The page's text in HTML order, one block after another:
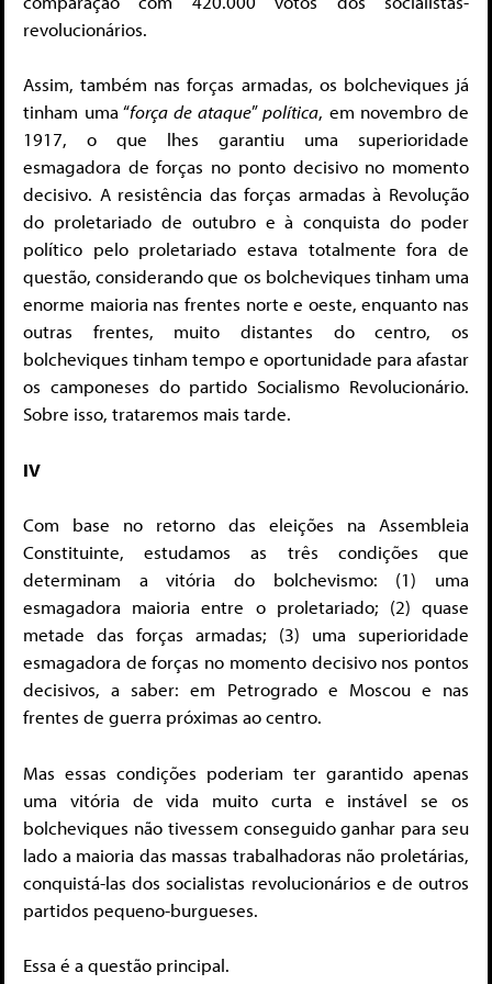
revolucionários.
Assim, também nas forças armadas, os bolcheviques já
tinham uma “força de ataque”política, em novembro de
1917, o que lhes garantiu uma superioridade
esmagadora de forças no ponto decisivo no momento
decisivo. A resistência das forças armadas à Revolução
do proletariado de outubro e à conquista do poder
político pelo proletariado estava totalmente fora de
questão, considerando que os bolcheviques tinham uma
enorme maioria nas frentes norte e oeste, enquanto nas
outras frentes, muito distantes do centro, os
bolcheviques tinham tempo e oportunidade para afastar
os camponeses do partido Socialismo Revolucionário.
Sobre isso, trataremos mais tarde.
IV
Com base no retorno das eleições na Assembleia
Constituinte, estudamos as três condições que
determinam a vitória do bolchevismo: (1) uma
esmagadora maioria entre o proletariado; (2) quase
metade das forças armadas; (3) uma superioridade
esmagadora de forças no momento decisivo nos pontos
decisivos, a saber: em Petrogrado e Moscou e nas
frentes de guerra próximas ao centro.
Mas essas condições poderiam ter garantido apenas
uma vitória de vida muito curta e instável se os
bolcheviques não tivessem conseguido ganhar para seu
lado a maioria das massas trabalhadoras não proletárias,
conquistá-las dos socialistas revolucionários e de outros
partidos pequeno-burgueses.
Essa é a questão principal.